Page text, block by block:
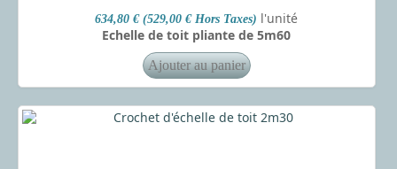
634,80 € (529,00 € Hors Taxes) l'unité
Echelle de toit pliante de 5m60